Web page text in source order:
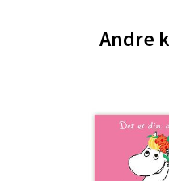
Andre
Brodtkorbsgate 7,